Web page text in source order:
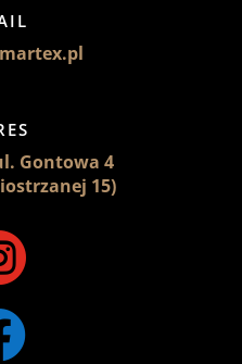
Gontowa 4
15)